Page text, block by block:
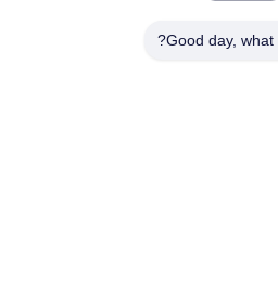
Good day, what